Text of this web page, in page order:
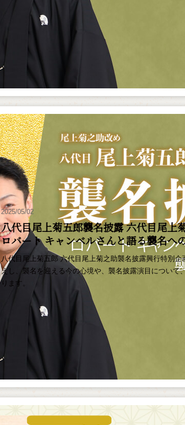
2025/05/02
八代目尾上菊五郎襲名披露 六代目尾上
ロバート キャンベルさんと語る襲名
八代目尾上菊五郎 六代目尾上菊之助襲名披露興行特別
えし、襲名を迎える今の心境や、襲名披露演目について
ります。